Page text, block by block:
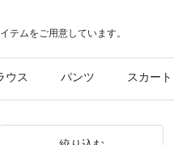
テムをご用意しています。
ウス パンツ スカート